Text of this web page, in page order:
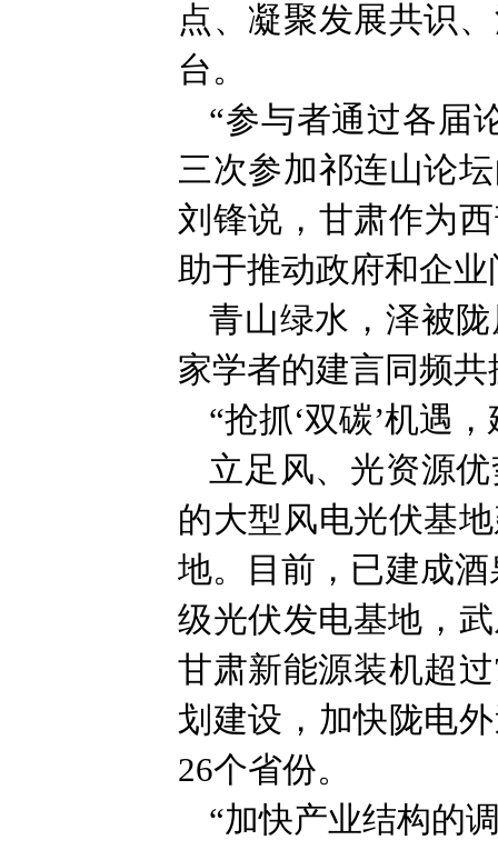
点、凝聚发展共识
台。
“参与者通过各届
三次参加祁连山论
刘锋说，甘肃作为
助于推动政府和企
青山绿水，泽被
家学者的建言同频共
“抢抓‘双碳’机遇
立足风、光资源
的大型风电光伏基
地。目前，已建成
级光伏发电基地，
甘肃新能源装机超
划建设，加快陇电
26个省份。
“加快产业结构的